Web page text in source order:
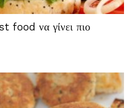
food να γίνει πιο